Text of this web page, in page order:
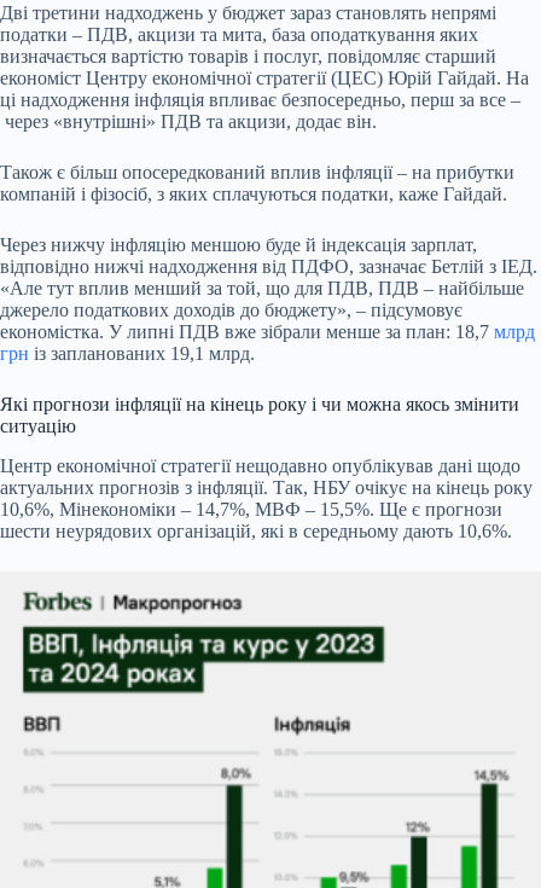
Дві третини надходжень у бюджет зараз становлять непрямі
податки – ПДВ, акцизи та мита, база оподаткування яких
визначається вартістю товарів і послуг, повідомляє старший
економіст Центру економічної стратегії (ЦЕС) Юрій Гайдай. На
ці надходження інфляція впливає безпосередньо, перш за все –
через «внутрішні» ПДВ та акцизи, додає він.
Також є більш опосередкований вплив інфляції – на прибутки
компаній і фізосіб, з яких сплачуються податки, каже Гайдай.
Через нижчу інфляцію меншою буде й індексація зарплат,
відповідно нижчі надходження від ПДФО, зазначає Бетлій з ІЕД.
«Але тут вплив менший за той, що для ПДВ, ПДВ – найбільше
джерело податкових доходів до бюджету», – підсумовує
економістка. У липні ПДВ вже зібрали менше за план: 18,7 млрд
грн із запланованих 19,1 млрд.
Які прогнози інфляції на кінець року і чи можна якось змінити
ситуацію
Центр економічної стратегії нещодавно опублікував дані щодо
актуальних прогнозів з інфляції. Так, НБУ очікує на кінець року
10,6%, Мінекономіки – 14,7%, МВФ – 15,5%. Ще є прогнози
шести неурядових організацій, які в середньому дають 10,6%.